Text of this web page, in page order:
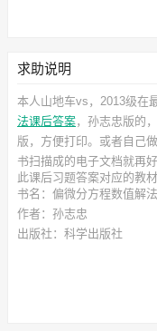
求助说明
本人山地车vs，2013级在
法课后答案，孙志忠版的
版，方便打印。或者自己
书扫描成的电子文档就再好
此课后习题答案对应的教
书名：偏微分方程数值解法
作者：孙志忠
出版社：科学出版社